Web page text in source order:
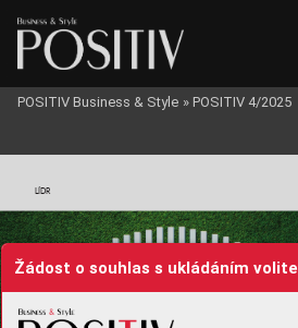
Žádost o souhlas s ukládáním
LÍDR
POSITIV Business & Style » POSITIV 4/2025